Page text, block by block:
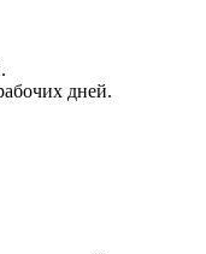
дней.